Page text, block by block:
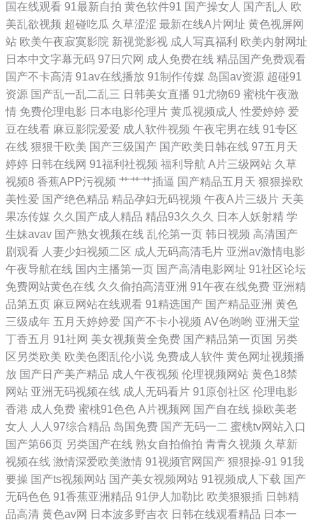
泥电影 午夜福利视频导航 欧美极品视频 国产性对白 91在线视频免费看
婷婷五月久久精品国产亚洲 精品性影院一 专区国产乱码 九一社视频 亚洲
精品综合网在 国产精品一区二区综合 三级片mp4 成年站免费 狼色在线观
看视频 91九色露脸 日韩色色影院 国产在线观看第一页 91福利精选在线
爽到憋不住潮 秋葵视频网站 韩国不卡视频 肏屄在线观看视频 影音先锋丝
袜丝足 无限资源视频在 区在线看免费看 狠狠色综合网 AV男天堂 亚洲大
片永久精品免费 欧美骚网 国产精品91闺蜜首页 在线观看免费视频网 91性
爰视频 一本道福利社 好吊视频一区二区 波多野結 亚洲色婷婷一区二区三
日本啪啪啪视频 精品国产a一 成人午夜v在线 中文字幕51日韩视频 午夜欧
美性视频在线 亚洲欧美日韩综合精 日本特级 精品综合在线视频 东方av黄
色免费 中文字幕人成在线 无遮无挡三级动态图 日本aa成人在线 最近最新
中文 微拍福利地址av 欧美成人综合 国产水滴盗 草草影院发布页 樱花bt种
子磁力搜索 天堂成人 久久人体视频 操碰熟妇 午夜丝袜AV电影 久热国产
91小视频网站 日韩久草网 国产视频在线91 51自拍视频在线免费观看 日
本三级午 国产极品美乳尤物在线 亚洲日韩中文字幕a∨ 日韩精品视烦兔费
国在线观看 91最新自拍 黄色软件91 国产操女人 国产乱人 欧
美乱欲视频 超碰吃瓜 久草涩涩 最新在线A片网址 黄色视屏网
站 欧美午夜寂寞影院 新视觉影视 成人写真福利 欧美内射网址
日本中文字幕无码 97日穴网 成人免费在线 精品国产免费观看
国产不卡高清 91av在线播放 91制作传媒 岛国av资源 超碰91
资源 国产乱一乱二乱三 日韩美女直播 91尤物69 蜜桃午夜激
情 免费伦理电影 日本电影伦理片 黄瓜视频成人 性爱婷婷 爱
豆在线看 麻豆影院爱爱 成人软件视频 午夜宅男在线 91专区
在线 狠狠干欧美 国产三级国产 国产欧美日韩在线 97五月天
婷婷 日韩在线网 91福利社视频 福利导航 A片三级网站 久草
视频8 香蕉APP污视频 艹艹艹插逼 国产精品五月天 狠狠操欧
美性爱 国产绝色精品 精品孕妇无码视频 午夜A片三级片 天美
果冻传媒 久久国产成人精品 精品93久久久 日本人妖射精 学
生妹avav 国产熟女视频在线 乱伦第一页 韩日视频 高清国产
剧观看 人妻少妇视频二区 成人无码高清毛片 亚洲av激情电影
午夜导航在线 国内主播第一页 国产高清电影网址 91社区论坛
免费网站黄色在线 久久偷拍高清亚洲 91午夜在线免费 亚洲精
品第五页 麻豆网站在线观看 91精选国产 国产精品亚洲 黄色
三级成年 五月天婷婷爱 国产不卡小视频 AV色哟哟 亚洲天堂
丁香五月 91社网 美女视频黄全免费 国产精品第一页国 另类
区另类欧美 欧美色图乱伦小说 免费成人软件 黄色网址视频播
放 国产日产美产精品 成人午夜视频 伦理视频网站 黄色18禁
网站 亚洲无码视频在线 成人无码看片 91原创社区 伦理电影
香港 成人免费 蜜桃91色色 A片视频网 国产自在线 操欧美老
女人
人人97综合精品 岛国免费 国产无码一二 蜜桃tv网站入口
国产第66页 另类国产在线 熟女自拍偷拍 青青久视频 久草新
视频在线 激情深爱欧美激情 91视频官网国产 狠狠操-91 91我
要操 国产ts视频网站 国产美女视频网站 91视频成人下载 国产
无码色色 91香蕉亚洲精品 91伊人加勒比 欧美狠狠插 日韩精
品高清 黄色av网 日本波多野吉衣 日韩在线观看精品 日本一